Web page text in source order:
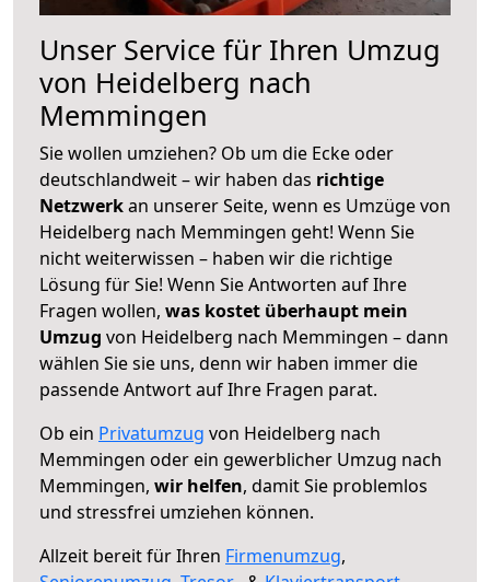
Unser Service für Ihren Umzug
von Heidelberg nach
Memmingen
Sie wollen umziehen? Ob um die Ecke oder
deutschlandweit – wir haben das richtige
Netzwerkan unserer Seite, wenn es Umzüge von
Heidelberg nach Memmingen geht! Wenn Sie
nicht weiterwissen – haben wir die richtige
Lösung für Sie! Wenn Sie Antworten auf Ihre
Fragen wollen, was kostet überhaupt mein
Umzug von Heidelberg nach Memmingen – dann
wählen Sie sie uns, denn wir haben immer die
passende Antwort auf Ihre Fragen parat.
Ob ein Privatumzug von Heidelberg nach
Memmingen oder ein gewerblicher Umzug nach
Memmingen, wir helfen, damit Sie problemlos
und stressfrei umziehen können.
Allzeit bereit für Ihren Firmenumzug,